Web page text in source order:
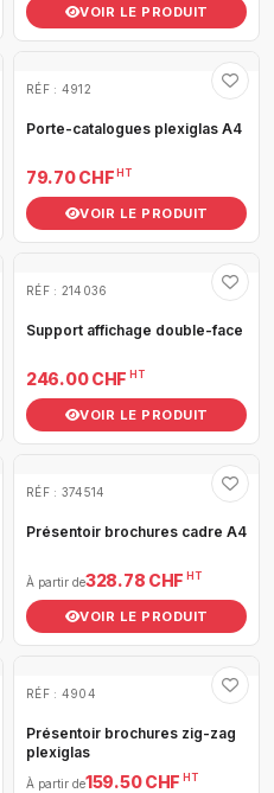
VOIR LE PRODUIT
RÉF : 4912
Porte-catalogues plexiglas A4
79.70 CHF HT
VOIR LE PRODUIT
RÉF : 214036
Support affichage double-face
246.00 CHF HT
VOIR LE PRODUIT
RÉF : 374514
Présentoir brochures cadre A4
À partir de328.78 CHF HT
VOIR LE PRODUIT
RÉF : 4904
Présentoir brochures zig-zag
plexiglas
À partir de159.50 CHF HT